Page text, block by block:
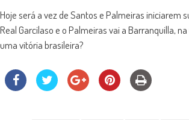
Hoje será a vez de Santos e Palmeiras iniciarem
Real Garcilaso e o Palmeiras vai a Barranquilla,
uma vitória brasileira?